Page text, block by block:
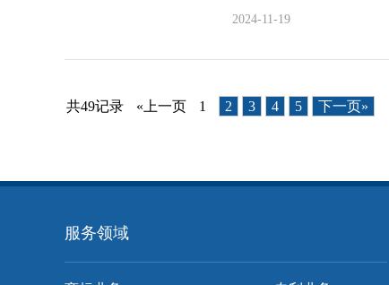
2024-11-19
共49记录 «上一页 1 2 3 4 5 下一页»
服务领域